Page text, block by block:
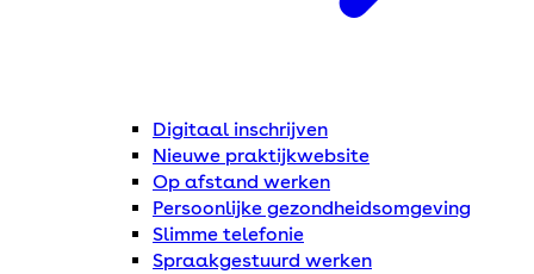
Digitaal inschrijven
Nieuwe praktijkwebsite
Op afstand werken
Persoonlijke gezondheidsomgeving
Slimme telefonie
Spraakgestuurd werken